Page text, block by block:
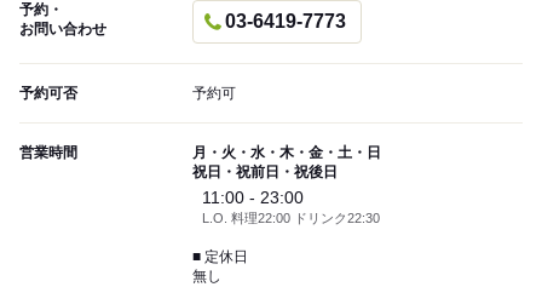
予約・
お問い合わせ
03-6419-7773
予約可否 予約可
営業時間
月・火・水・木・金・土・日
祝日・祝前日・祝後日
11:00 - 23:00
L.O. 料理22:00 ドリンク22:30
■ 定休日
無し